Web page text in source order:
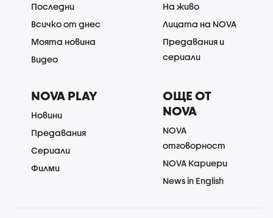
Последни
Всичко от днес
Моята новина
Видео
На живо
Лицата на NOVA
Предавания и
сериали
NOVA PLAY
Новини
Предавания
Сериали
Филми
ОЩЕ ОТ
NOVA
NOVA
отговорност
NOVA Кариери
News in English